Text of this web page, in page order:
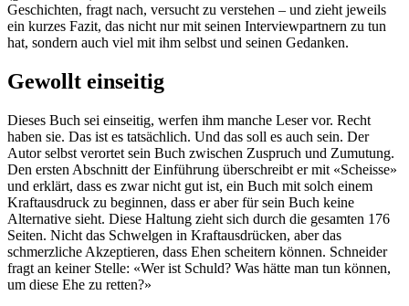
Geschichten, fragt nach, versucht zu verstehen – und zieht jeweils
ein kurzes Fazit, das nicht nur mit seinen Interviewpartnern zu tun
hat, sondern auch viel mit ihm selbst und seinen Gedanken.
Gewollt einseitig
Dieses Buch sei einseitig, werfen ihm manche Leser vor. Recht
haben sie. Das ist es tatsächlich. Und das soll es auch sein. Der
Autor selbst verortet sein Buch zwischen Zuspruch und Zumutung.
Den ersten Abschnitt der Einführung überschreibt er mit «Scheisse»
und erklärt, dass es zwar nicht gut ist, ein Buch mit solch einem
Kraftausdruck zu beginnen, dass er aber für sein Buch keine
Alternative sieht. Diese Haltung zieht sich durch die gesamten 176
Seiten. Nicht das Schwelgen in Kraftausdrücken, aber das
schmerzliche Akzeptieren, dass Ehen scheitern können. Schneider
fragt an keiner Stelle: «Wer ist Schuld? Was hätte man tun können,
um diese Ehe zu retten?»